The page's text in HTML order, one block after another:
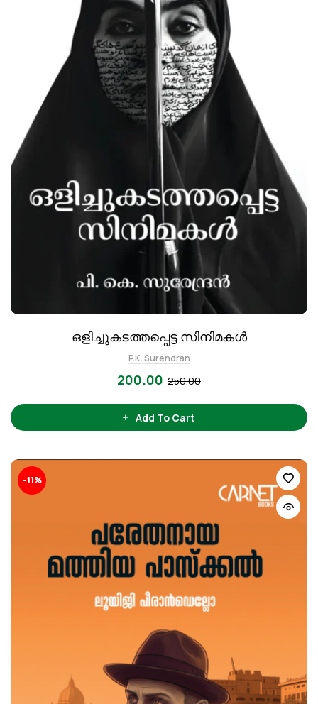
ഒളിച്ചുകടത്തപ്പെട്ട സിനിമകൾ
P.K. Surendran
250.00
200.00
Add To Cart
-11%